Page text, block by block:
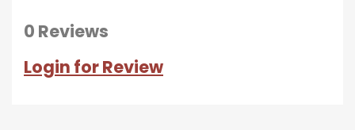
0 Reviews
Login for Review